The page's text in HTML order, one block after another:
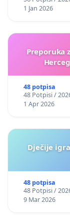
1 Jan 2026
Preporuka
48 potpisa
48 Potpisi /
1 Apr 2026
Dječije igralište
48 potpisa
48 Potpisi /
9 Mar 2026